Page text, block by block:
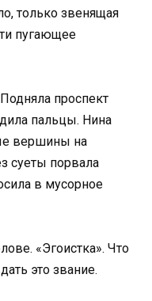
только звенящая
пугающее
проспект
пальцы. Нина
вершины на
суеты порвала
в мусорное
«Эгоистка». Что
это звание.